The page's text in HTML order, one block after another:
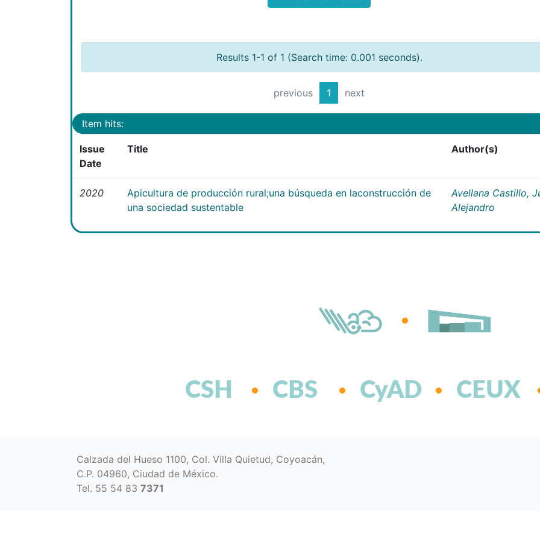
Results 1-1 of 1 (Search time: 0.001 seconds).
previous 1 next
Item hits:
Issue
Date
Title Author(s)
2020
Apicultura de producción rural;una búsqueda en laconstrucción de
una sociedad sustentable
Avellana Castillo,
Alejandro
CSH CBS CyAD CEUX
Calzada del Hueso 1100, Col. Villa Quietud, Coyoacán,
C.P. 04960, Ciudad de México.
Tel. 55 54 83 7371